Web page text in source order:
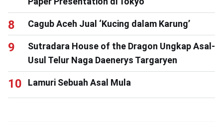
Cagub Aceh Jual ‘Kucing dalam Karung’
Sutradara House of the Dragon Ungkap Asal-
Usul Telur Naga Daenerys Targaryen
Lamuri Sebuah Asal Mula